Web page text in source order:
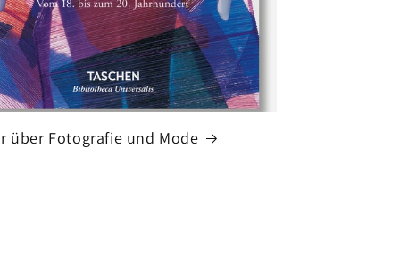
über Fotografie und Mode